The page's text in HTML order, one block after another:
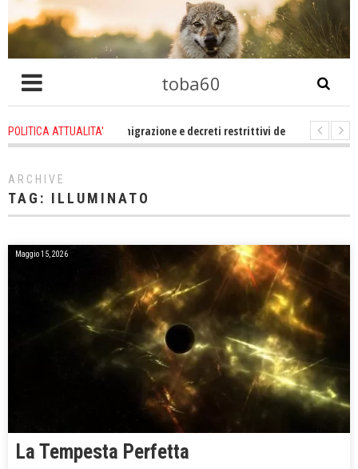
toba60
POLITICA ATTUALITA'
problema immigrazione e decreti restrittivi della libertà sociale e
ARCHIVE
TAG: ILLUMINATO
Maggio 15, 2026
La Tempesta Perfetta